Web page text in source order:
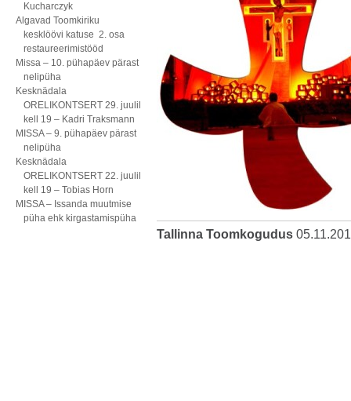
Kucharczyk
Algavad Toomkiriku
kesklöövi katuse 2. osa
restaureerimistööd
Missa – 10. pühapäev pärast
nelipüha
Kesknädala
ORELIKONTSERT 29. juulil
kell 19 – Kadri Traksmann
MISSA – 9. pühapäev pärast
nelipüha
Kesknädala
ORELIKONTSERT 22. juulil
kell 19 – Tobias Horn
MISSA – Issanda muutmise
püha ehk kirgastamispüha
Tallinna Toomkogudus